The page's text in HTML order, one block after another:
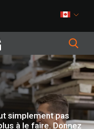
simplement pas
à le faire. Donnez